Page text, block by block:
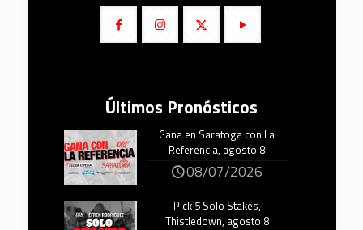
Últimos Pronósticos
Gana en Saratoga con La
Referencia, agosto 8
08/07/2026
Pick 5 Solo Stakes,
Thistledown, agosto 8